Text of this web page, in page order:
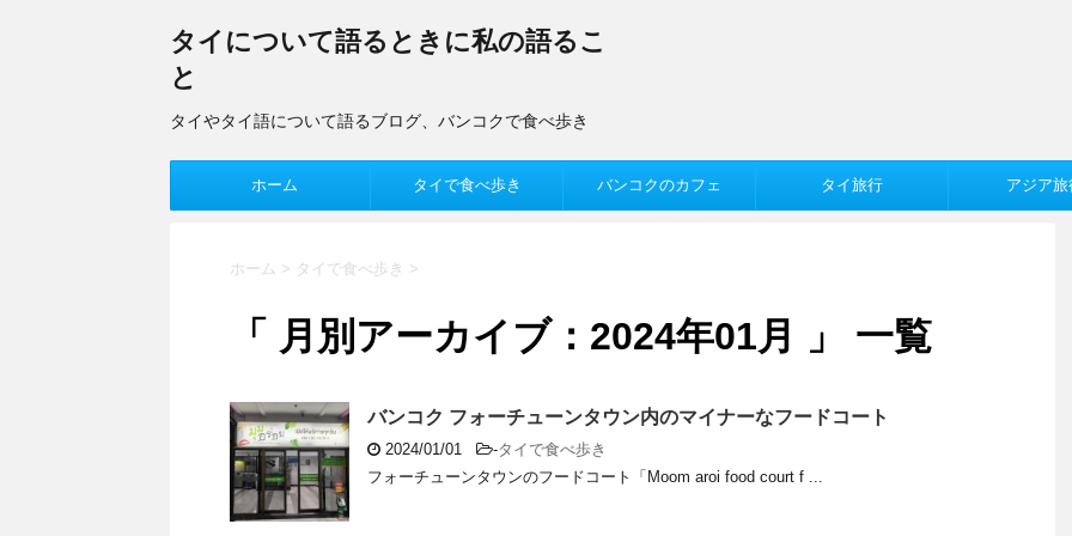
タイについて語るときに私の語るこ
と
タイやタイ語について語るブログ、バンコクで食べ歩き
ホーム タイで食べ歩き バンコクのカフェ タイ旅行 アジア旅
ホーム > タイで食べ歩き >
「 月別アーカイブ：2024年01月 」 一覧
バンコク フォーチューンタウン内のマイナーなフードコート
2024/01/01 -タイで食べ歩き
フォーチューンタウンのフードコート「Moom aroi food court f ...